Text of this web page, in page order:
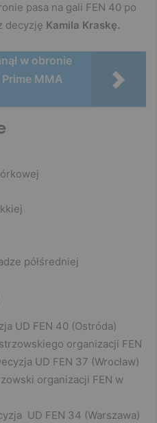
pasa na gali FEN 40 po
decyzję Kamila Kraskę.
w obronie
MMA
półśredniej
UD FEN 40 (Ostróda)
organizacji FEN
UD FEN 37 (Wrocław)
organizacji FEN w
UD FEN 34 (Warszawa)